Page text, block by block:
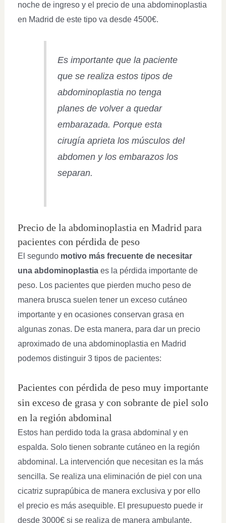
noche de ingreso y el precio de una abdominoplastia
en Madrid de este tipo va desde 4500€.
Es importante que la paciente
que se realiza estos tipos de
abdominoplastia no tenga
planes de volver a quedar
embarazada. Porque esta
cirugía aprieta los músculos del
abdomen y los embarazos los
separan.
Precio de la abdominoplastia en Madrid para
pacientes con pérdida de peso
El segundo motivo más frecuente de necesitar
una abdominoplastiaes la pérdida importante de
peso. Los pacientes que pierden mucho peso de
manera brusca suelen tener un exceso cutáneo
importante y en ocasiones conservan grasa en
algunas zonas. De esta manera, para dar un precio
aproximado de una abdominoplastia en Madrid
podemos distinguir 3 tipos de pacientes:
Pacientes con pérdida de peso muy importante
sin exceso de grasa y con sobrante de piel solo
en la región abdominal
Estos han perdido toda la grasa abdominal y en
espalda. Solo tienen sobrante cutáneo en la región
abdominal. La intervención que necesitan es la más
sencilla. Se realiza una eliminación de piel con una
cicatriz suprapúbica de manera exclusiva y por ello
el precio es más asequible. El presupuesto puede ir
desde 3000€ si se realiza de manera ambulante.